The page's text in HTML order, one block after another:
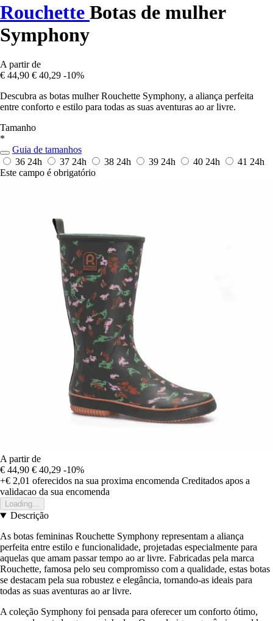
Rouchette Botas de mulher
Symphony
A partir de
€ 44,90 € 40,29 -10%
Descubra as botas mulher Rouchette Symphony, a aliança perfeita
entre conforto e estilo para todas as suas aventuras ao ar livre.
Tamanho
*
Guia de tamanhos
36 24h 37 24h 38 24h 39 24h 40 24h 41 24h
Este campo é obrigatório
A partir de
€ 44,90 € 40,29 -10%
+€ 2,01 oferecidos na sua proxima encomenda Creditados apos a
validacao da sua encomenda
Loading...
Descrição
As botas femininas Rouchette Symphony representam a aliança
perfeita entre estilo e funcionalidade, projetadas especialmente para
aquelas que amam passar tempo ao ar livre. Fabricadas pela marca
Rouchette, famosa pelo seu compromisso com a qualidade, estas botas
se destacam pela sua robustez e elegância, tornando-as ideais para
todas as suas aventuras ao ar livre.
A coleção Symphony foi pensada para oferecer um conforto ótimo,